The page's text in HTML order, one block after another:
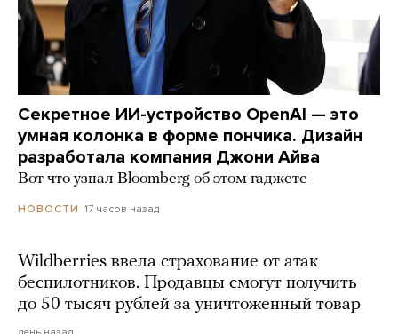
Секретное ИИ-устройство OpenAI — это
умная колонка в форме пончика. Дизайн
разработала компания Джони Айва
Вот что узнал Bloomberg об этом гаджете
НОВОСТИ 17 часов назад
Wildberries ввела страхование от атак
беспилотников. Продавцы смогут получить
до 50 тысяч рублей за уничтоженный товар